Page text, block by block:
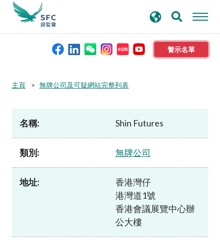
警示名單
本會簡介
規則及標準
資料庫
尋
主頁 無牌公司及可疑網站完整列表
名稱: Shin Futures
類別: 無牌公司
地址:
香港灣仔
港灣道1號
香港會議展覽中心辦
公大樓